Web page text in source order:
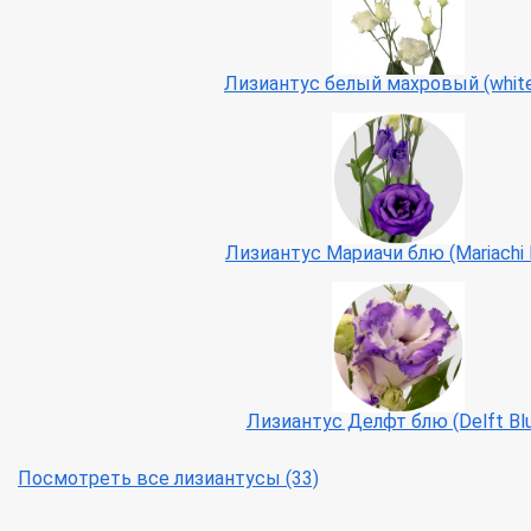
Лизиантус белый махровый
Лизиантус Мариачи блю (Mariachi
Лизиантус Делфт блю (Delft
Посмотреть все лизиантусы (33)